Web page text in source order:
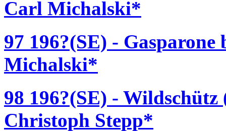
Carl Michalski*
97 196?(SE) -
Michalski*
98 196?(SE) -
Christoph Stepp*